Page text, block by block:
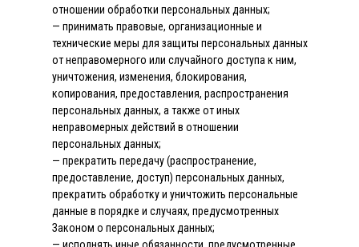
отношении обработки персональных данных;
— принимать правовые, организационные и
технические меры для защиты персональных данных
от неправомерного или случайного доступа к ним,
уничтожения, изменения, блокирования,
копирования, предоставления, распространения
персональных данных, а также от иных
неправомерных действий в отношении
персональных данных;
— прекратить передачу (распространение,
предоставление, доступ) персональных данных,
прекратить обработку и уничтожить персональные
данные в порядке и случаях, предусмотренных
Законом о персональных данных;